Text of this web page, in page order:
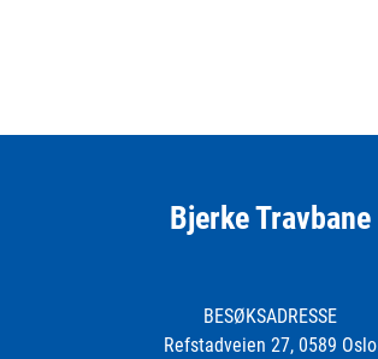
Bjerke Travbane
BESØKSADRESSE
Refstadveien 27, 0589 Oslo